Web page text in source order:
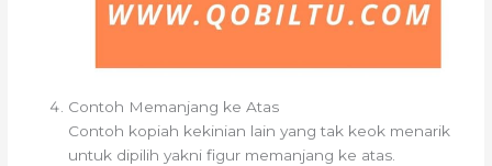
Contoh Memanjang ke Atas
Contoh kopiah kekinian lain yang tak keok menarik
untuk dipilih yakni figur memanjang ke atas.